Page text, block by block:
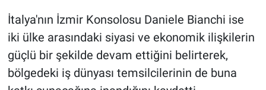
İtalya'nın İzmir Konsolosu Daniele Bianchi ise
iki ülke arasındaki siyasi ve ekonomik ilişkilerin
güçlü bir şekilde devam ettiğini belirterek,
bölgedeki iş dünyası temsilcilerinin de buna